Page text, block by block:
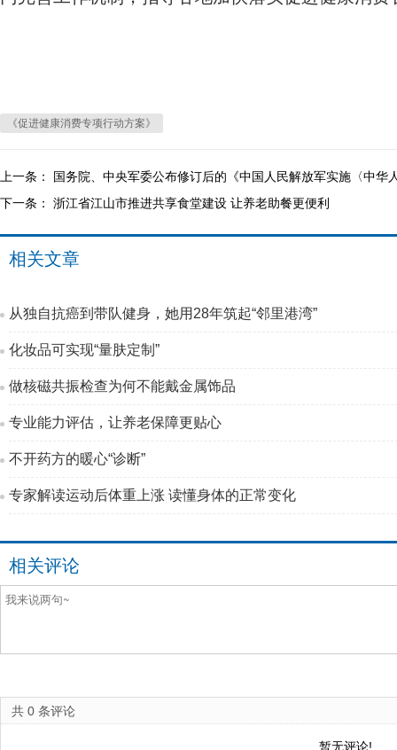
《促进健康消费专项行动方案》
上一条： 国务院、中央军委公布修订后的《中国人民解放军实施〈中华
下一条： 浙江省江山市推进共享食堂建设 让养老助餐更便利
相关文章
从独自抗癌到带队健身，她用28年筑起“邻里港湾”
化妆品可实现“量肤定制”
做核磁共振检查为何不能戴金属饰品
专业能力评估，让养老保障更贴心
不开药方的暖心“诊断”
专家解读运动后体重上涨 读懂身体的正常变化
相关评论
共 0 条评论
暂无评论!